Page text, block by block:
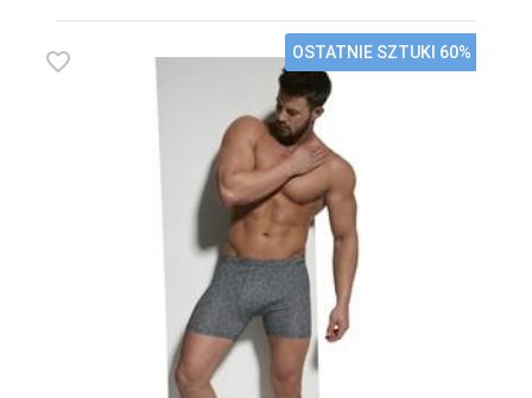
favorite_border OSTATNIE SZTUKI 60%